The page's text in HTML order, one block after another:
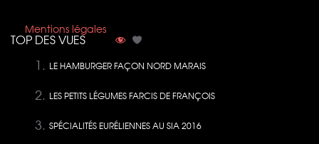
Mentions légales
TOP DES VUES
LE HAMBURGER FAÇON NORD MARAIS
LES PETITS LÉGUMES FARCIS DE FRANÇOIS
SPÉCIALITÉS EURÉLIENNES AU SIA 2016